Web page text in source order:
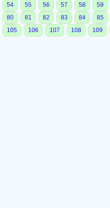
54
55 56 57 58 59
80
81 82 83 84 85
105
106 107 108 109